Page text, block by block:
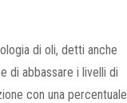
di oli, detti anche
di abbassare i livelli di
con una percentuale